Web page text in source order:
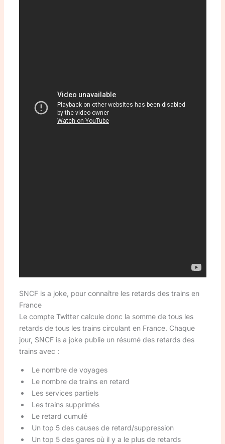
SNCF is a joke, pour connaître les retards des trains en
France
Le compte Twitter calcule donc la somme de tous les
retards de tous les trains circulant en France. Chaque
jour, SNCF is a joke publie un résumé des retards des
trains avec :
Le nombre de voyages
Le nombre de trains en retard
Les services partiels
Les trains supprimés
Le retard cumulé
Un top 5 des causes de retard/suppression
Un top 5 des gares où il y a le plus de retards